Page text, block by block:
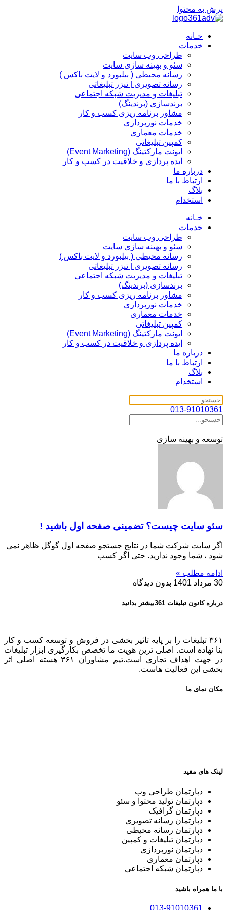
پرش به محتوا
خـانه
خدمات
طراحی وب سایت
سئو و بهینه سازی سایت
رسانه محیطی ( بیلبورد و لایت باکس )
رسانه تصویری | تیزر تبلیغاتی
تبلیغات و مدیریت شبکه اجتماعی
برندسازی (برندینگ)‌
مشاور برنامه ریزی کسب و کار
خدمات نورپردازی
خدمات معماری
کمپین تبلیغاتی
ایونت مارکتینگ (Event Marketing)
ایده پردازی و خلاقیت در کسب و کار
درباره ما
ارتباط با ما
بلاگ
استخدام
خـانه
خدمات
طراحی وب سایت
سئو و بهینه سازی سایت
رسانه محیطی ( بیلبورد و لایت باکس )
رسانه تصویری | تیزر تبلیغاتی
تبلیغات و مدیریت شبکه اجتماعی
برندسازی (برندینگ)‌
مشاور برنامه ریزی کسب و کار
خدمات نورپردازی
خدمات معماری
کمپین تبلیغاتی
ایونت مارکتینگ (Event Marketing)
ایده پردازی و خلاقیت در کسب و کار
درباره ما
ارتباط با ما
بلاگ
استخدام
013-91010361
توسعه و بهینه سازی
سئو سایت چیست؟ تضمینی صفحه اول باشید !
اگر سایت شرکت شما در نتایج جستجو صفحه اول گوگل ظاهر نمی
شود ، شما وجود ندارید. حتی اگر کسب
ادامه مطلب »
30 مرداد 1401
بدون دیدگاه
درباره کانون تبلیغات 361بیشتر بدانید
۳۶۱ تبلیغات را بر پایه تاثیر بخشی در فروش و توسعه کسب و کار
بنا نهاده است. اصلی ترین هویت ما تخصص بکارگیری ابزار تبلیغات
در جهت اهداف تجاری است.تیم مشاوران ۳۶۱ هسته اصلی اثر
بخشی این فعالیت هاست.
مکان نمای ما
لینک های مفید
دپارتمان طراحی وب
دپارتمان تولید محتوا و سئو
دپارتمان گرافیک
دپارتمان رسانه تصویری
دپارتمان رسانه محیطی
دپارتمان تبلیغات و کمپین
دپارتمان نورپردازی
دپارتمان معماری
دپارتمان شبکه اجتماعی
با ما همراه باشید
013-91010361